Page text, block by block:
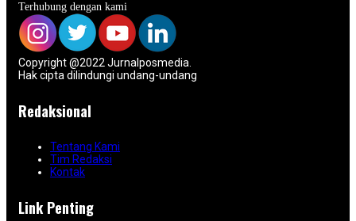
Terhubung dengan kami
Copyright @2022 Jurnalposmedia.
Hak cipta dilindungi undang-undang
Redaksional
Tentang Kami
Tim Redaksi
Kontak
Link Penting